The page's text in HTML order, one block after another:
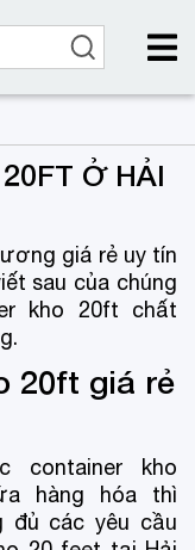
Ở HẢI
giá rẻ uy tín
sau của chúng
kho 20ft chất
20ft giá rẻ
container kho
hàng hóa thì
đủ các yêu cầu